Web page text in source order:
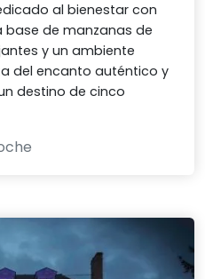
al bienestar con
de manzanas de
y un ambiente
del encanto auténtico y
destino de cinco